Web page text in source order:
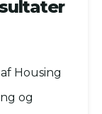
Housing
og